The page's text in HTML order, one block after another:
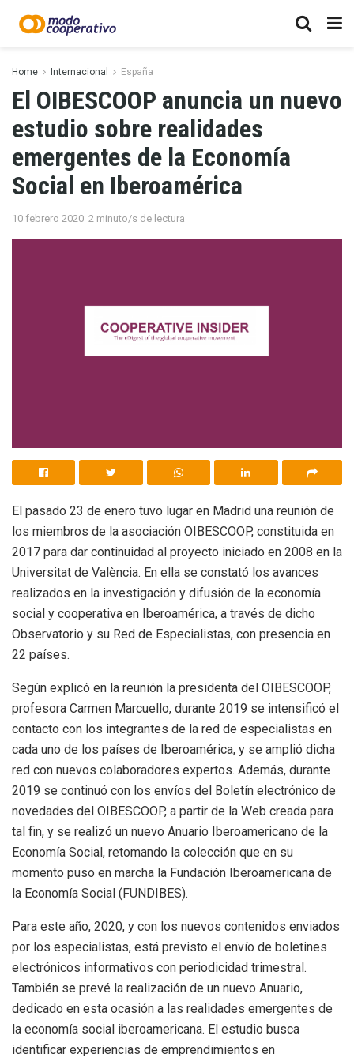
Home Internacional España
El OIBESCOOP anuncia un nuevo
estudio sobre realidades
emergentes de la Economía
Social en Iberoamérica
10 febrero 2020 2 minuto/s de lectura
El pasado 23 de enero tuvo lugar en Madrid una reunión de
los miembros de la asociación OIBESCOOP, constituida en
2017 para dar continuidad al proyecto iniciado en 2008 en la
Universitat de València. En ella se constató los avances
realizados en la investigación y difusión de la economía
social y cooperativa en Iberoamérica, a través de dicho
Observatorio y su Red de Especialistas, con presencia en
22 países.
Según explicó en la reunión la presidenta del OIBESCOOP,
profesora Carmen Marcuello, durante 2019 se intensificó el
contacto con los integrantes de la red de especialistas en
cada uno de los países de Iberoamérica, y se amplió dicha
red con nuevos colaboradores expertos. Además, durante
2019 se continuó con los envíos del Boletín electrónico de
novedades del OIBESCOOP, a partir de la Web creada para
tal fin, y se realizó un nuevo Anuario Iberoamericano de la
Economía Social, retomando la colección que en su
momento puso en marcha la Fundación Iberoamericana de
la Economía Social (FUNDIBES).
Para este año, 2020, y con los nuevos contenidos enviados
por los especialistas, está previsto el envío de boletines
electrónicos informativos con periodicidad trimestral.
También se prevé la realización de un nuevo Anuario,
dedicado en esta ocasión a las realidades emergentes de
la economía social iberoamericana. El estudio busca
identificar experiencias de emprendimientos en